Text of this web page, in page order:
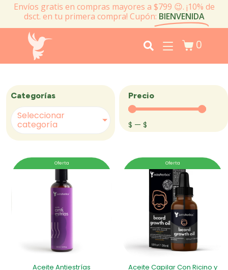
Envíos gratis en compras mayores a $799 😉. ¡10% de
dsct. en tu primera compra! Cupón: BIENVENIDA
0
Categorías
Seleccionar
categoría
Precio
$ — $
Oferta
Aceite Antiestrías
Oferta
Aceite Capilar Con Ricino y